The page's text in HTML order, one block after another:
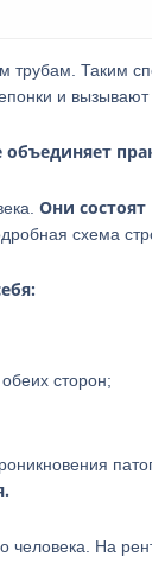
трубам. Таким
и вызывают
Они
схема
сторон;
На